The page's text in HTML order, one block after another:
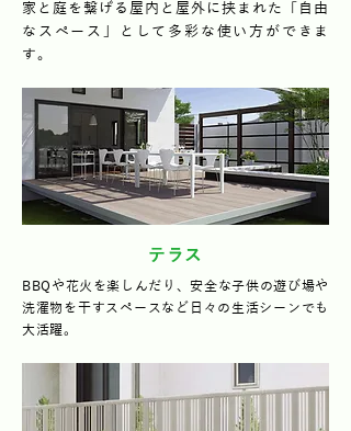
家と庭を繋げる屋内と屋外に挟まれた「自由
なスペース」として多彩な使い方ができま
す。
テラス
BBQや花火を楽しんだり、安全な子供の遊び場や
洗濯物を干すスペースなど日々の生活シーンでも
大活躍。